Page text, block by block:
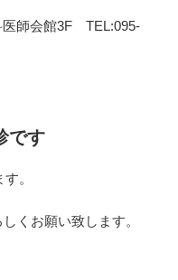
医師会館3F TEL:095-
です
。
くお願い致します。